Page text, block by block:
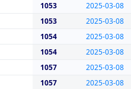
1053
2025-03-08
1053
2025-03-08
1054
2025-03-08
1054
2025-03-08
1057
2025-03-08
1057
2025-03-08